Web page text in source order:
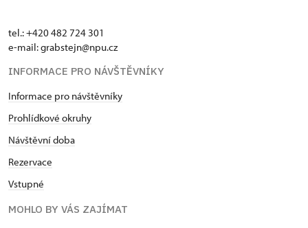
tel.: +420 482 724 301
e-mail: grabstejn@npu.cz
INFORMACE PRO NÁVŠTĚVNÍKY
Informace pro návštěvníky
Prohlídkové okruhy
Návštěvní doba
Rezervace
Vstupné
MOHLO BY VÁS ZAJÍMAT